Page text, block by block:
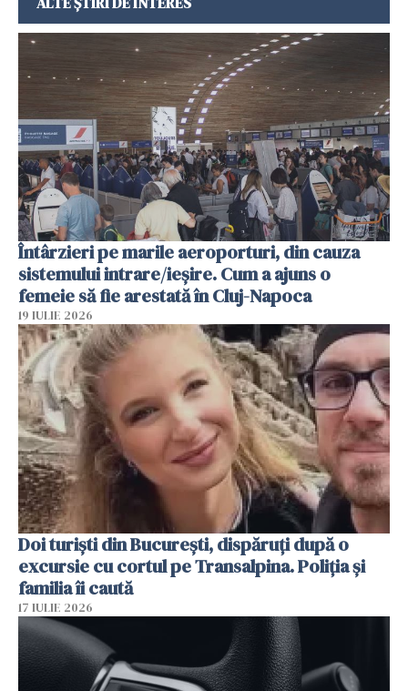
Întârzieri pe marile aeroporturi, din cauza
sistemului intrare/ieșire. Cum a ajuns o
femeie să fie arestată în Cluj-Napoca
19 IULIE 2026
Doi turiști din București, dispăruți după o
excursie cu cortul pe Transalpina. Poliția și
familia îi caută
17 IULIE 2026